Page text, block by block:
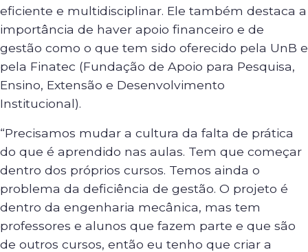
eficiente e multidisciplinar. Ele também destaca a
importância de haver apoio financeiro e de
gestão como o que tem sido oferecido pela UnB e
pela Finatec (Fundação de Apoio para Pesquisa,
Ensino, Extensão e Desenvolvimento
Institucional).
“Precisamos mudar a cultura da falta de prática
do que é aprendido nas aulas. Tem que começar
dentro dos próprios cursos. Temos ainda o
problema da deficiência de gestão. O projeto é
dentro da engenharia mecânica, mas tem
professores e alunos que fazem parte e que são
de outros cursos, então eu tenho que criar a